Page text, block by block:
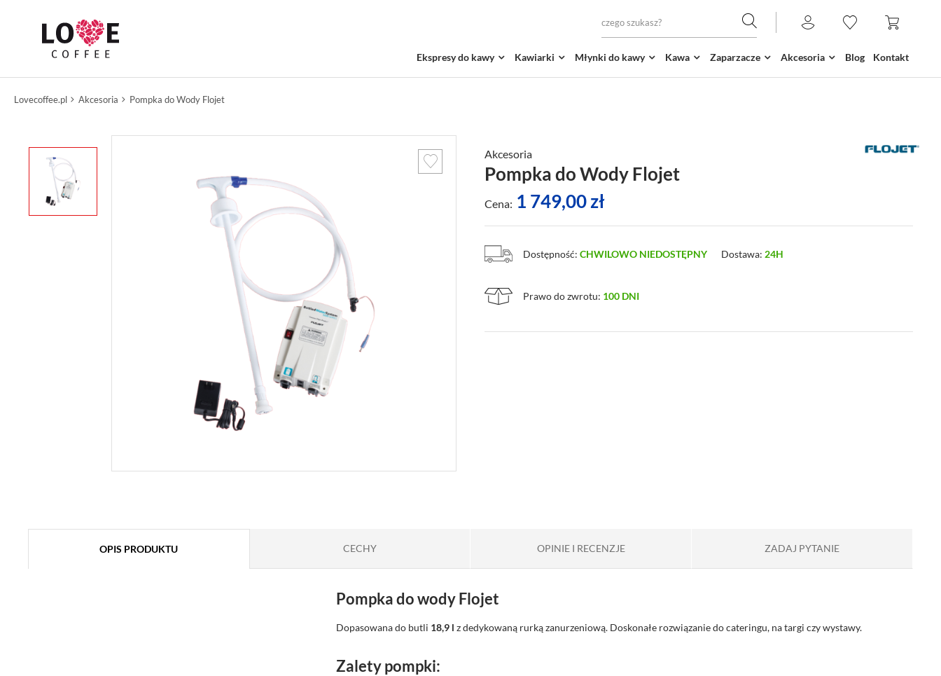
Ekspresy do kawy Kawiarki Młynki do kawy Kawa Zaparzacze Akcesoria Blog Kontakt
Lovecoffee.pl Akcesoria Pompka do Wody Flojet
Akcesoria
Pompka do Wody Flojet
Cena: 1 749,00zł
Dostępność: CHWILOWO NIEDOSTĘPNY Dostawa: 24H
Prawo do zwrotu: 100 DNI
OPIS PRODUKTU CECHY OPINIE I RECENZJE ZADAJ PYTANIE
Pompka do wody Flojet
Dopasowana do butli 18,9 l z dedykowaną rurką zanurzeniową. Doskonałe rozwiązanie do cateringu, na targi czy wystawy.
Zalety pompki: